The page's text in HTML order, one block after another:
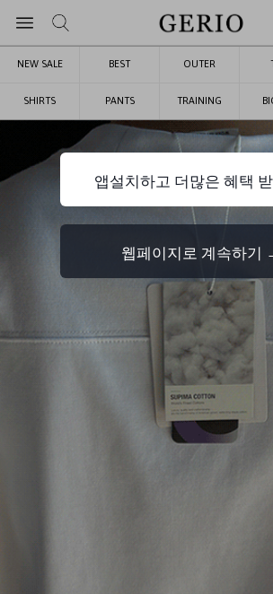
NEW SALE BEST OUTER
SHIRTS PANTS TRAINING
앱설치하고 더많은 혜택
웹페이지로 계속하기